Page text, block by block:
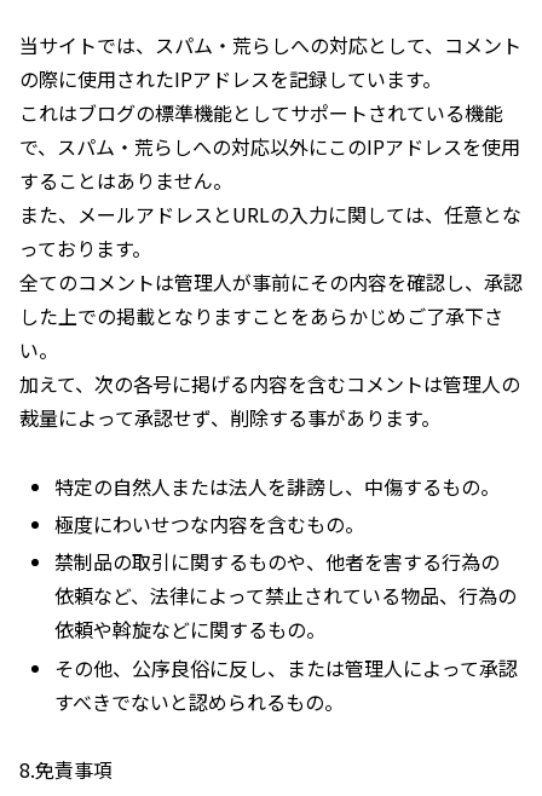
当サイトでは、スパム・荒らしへの対応として、コメント
の際に使用されたIPアドレスを記録しています。
これはブログの標準機能としてサポートされている機能
で、スパム・荒らしへの対応以外にこのIPアドレスを使用
することはありません。
また、メールアドレスとURLの入力に関しては、任意とな
っております。
全てのコメントは管理人が事前にその内容を確認し、承認
した上での掲載となりますことをあらかじめご了承下さ
い。
加えて、次の各号に掲げる内容を含むコメントは管理人の
裁量によって承認せず、削除する事があります。
特定の自然人または法人を誹謗し、中傷するもの。
極度にわいせつな内容を含むもの。
禁制品の取引に関するものや、他者を害する行為の
依頼など、法律によって禁止されている物品、行為の
依頼や斡旋などに関するもの。
その他、公序良俗に反し、または管理人によって承認
すべきでないと認められるもの。
8.免責事項